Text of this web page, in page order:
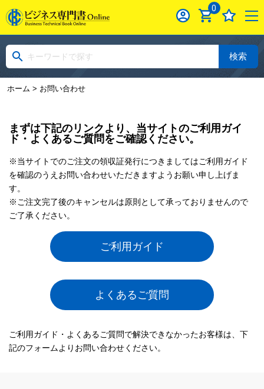
0
検索
ホーム > お問い合わせ
まずは下記のリンクより、当サイトのご利用ガイ
ド・よくあるご質問をご確認ください。
※当サイトでのご注文の領収証発行につきましてはご利用ガイド
を確認のうえお問い合わせいただきますようお願い申し上げま
す。
※ご注文完了後のキャンセルは原則として承っておりませんので
ご了承ください。
ご利用ガイド
よくあるご質問
ご利用ガイド・よくあるご質問で解決できなかったお客様は、下
記のフォームよりお問い合わせください。